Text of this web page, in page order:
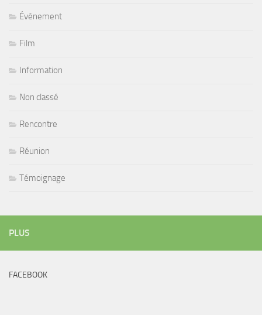
Événement
Film
Information
Non classé
Rencontre
Réunion
Témoignage
PLUS
FACEBOOK